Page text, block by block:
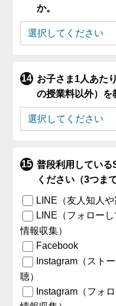
か。
お子さま1人あた
の授業料以外）を
普段利用している
ください（3つまで
LINE（友人知人や
LINE（フォロー
情報収集）
Facebook
Instagram（スト
聴）
Instagram（フォ